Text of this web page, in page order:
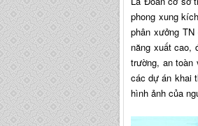
phong xung
phân xưởng
năng xuất cao,
trường, an toàn
các dự án khai
hình ảnh của